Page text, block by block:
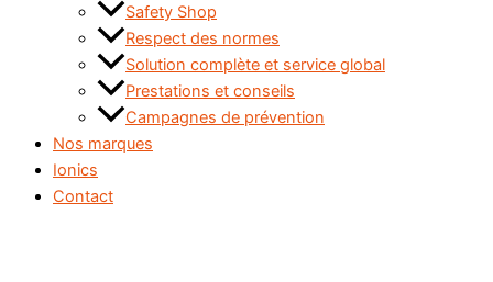
Safety Shop
Respect des normes
Solution complète et service global
Prestations et conseils
Campagnes de prévention
Nos marques
Ionics
Contact